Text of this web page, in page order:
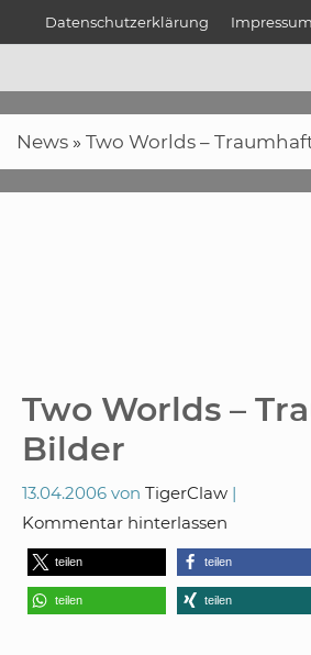
Datenschutzerklärung Impressum
News » Two Worlds –
Two Worlds –
Bilder
13.04.2006 von TigerClaw
Kommentar hinterlassen
teilen teilen
teilen teilen